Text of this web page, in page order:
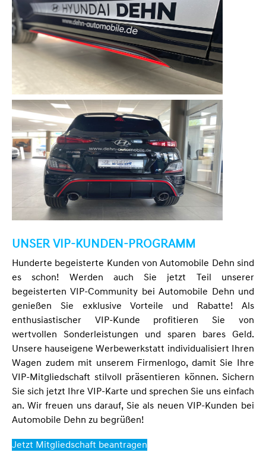
UNSER VIP-KUNDEN-PROGRAMM
Hunderte begeisterte Kunden von Automobile Dehn sind
es schon! Werden auch Sie jetzt Teil unserer
begeisterten VIP-Community bei Automobile Dehn und
genießen Sie exklusive Vorteile und Rabatte! Als
enthusiastischer VIP-Kunde profitieren Sie von
wertvollen Sonderleistungen und sparen bares Geld.
Unsere hauseigene Werbewerkstatt individualisiert Ihren
Wagen zudem mit unserem Firmenlogo, damit Sie Ihre
VIP-Mitgliedschaft stilvoll präsentieren können. Sichern
Sie sich jetzt Ihre VIP-Karte und sprechen Sie uns einfach
an. Wir freuen uns darauf, Sie als neuen VIP-Kunden bei
Automobile Dehn zu begrüßen!
Jetzt Mitgliedschaft beantragen